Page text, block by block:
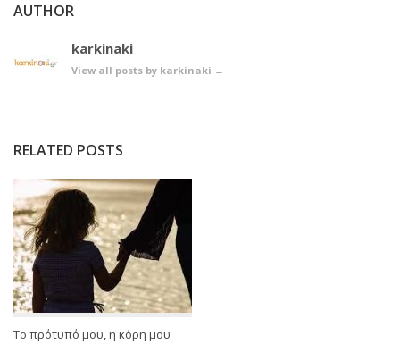
AUTHOR
karkinaki
View all posts by karkinaki →
RELATED POSTS
Το πρότυπό μου, η κόρη μου